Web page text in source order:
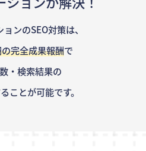
ンのSEO対策は、
完全成果報酬で
・検索結果の
ことが可能です。